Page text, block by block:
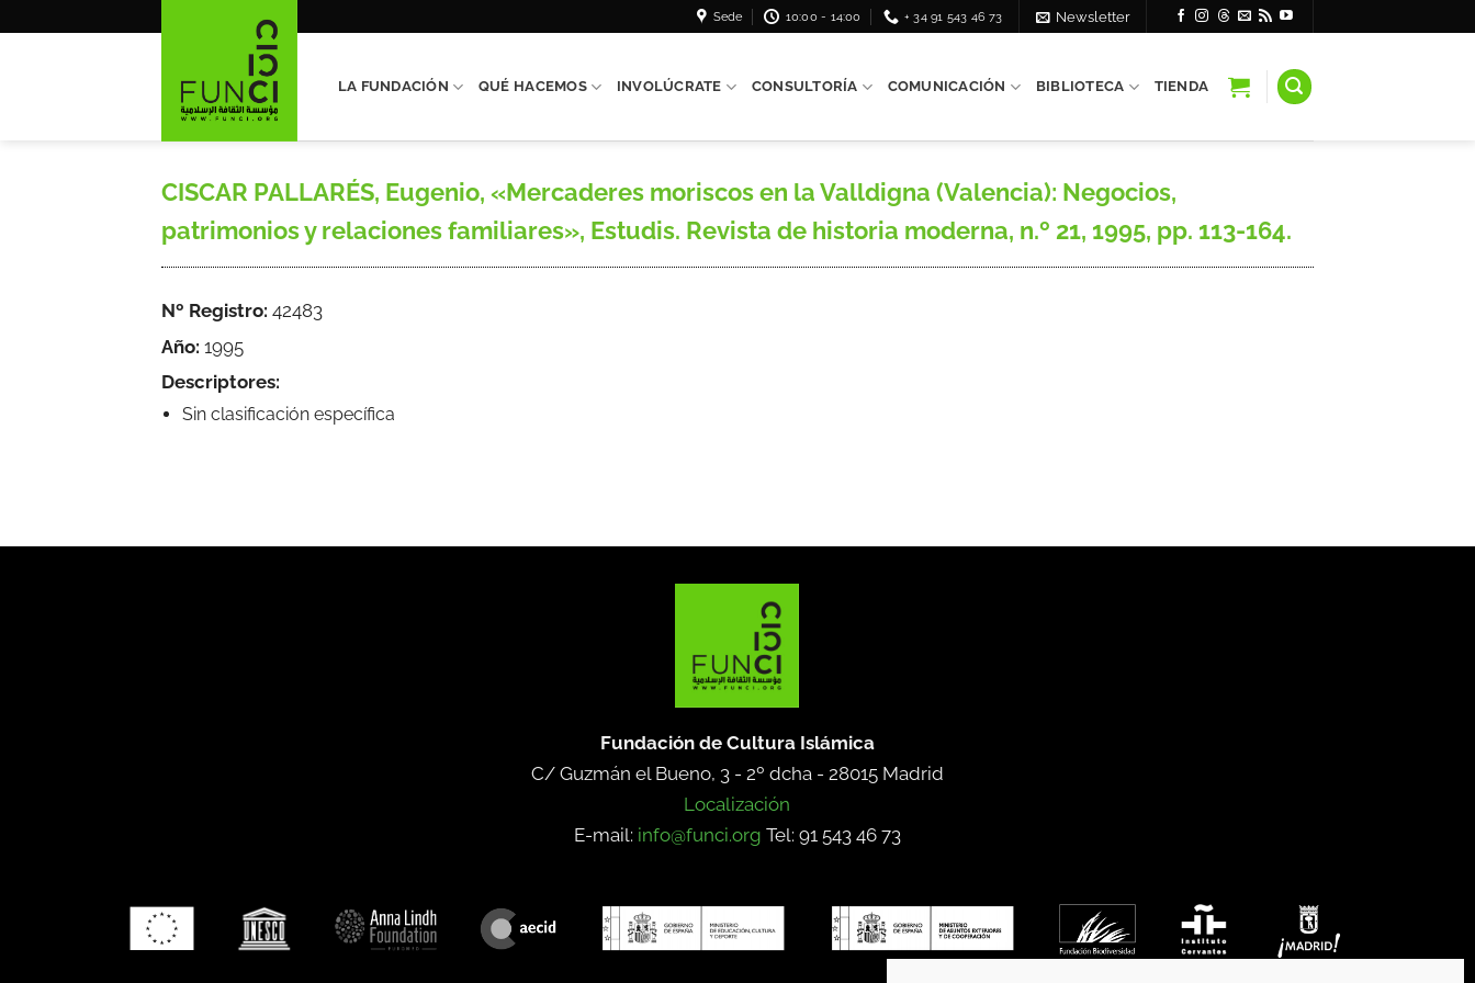
Sede 10:00 - 14:00 + 34 91 543 46 73 Newsletter
LA FUNDACIÓN QUÉ HACEMOS INVOLÚCRATE CONSULTORÍA COMUNICACIÓN BIBLIOTECA TIENDA
CISCAR PALLARÉS, Eugenio, «Mercaderes moriscos en la Valldigna (Valencia): Negocios,
patrimonios y relaciones familiares», Estudis. Revista de historia moderna, n.º 21, 1995, pp. 113-164.
Nº Registro: 42483
Año: 1995
Descriptores:
Sin clasificación específica
Fundación de Cultura Islámica
C/ Guzmán el Bueno, 3 - 2º dcha - 28015 Madrid
Localización
E-mail: info@funci.org Tel: 91 543 46 73